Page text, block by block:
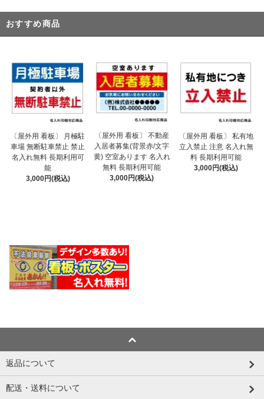
おすすめ商品
〔屋外用 看板〕 月極駐
車場 無断駐車禁止 禁止
名入れ無料 長期利用可
能
3,000円(税込)
〔屋外用 看板〕 不動産
入居者募集(背景赤/文字
黄) 空室あります 名入れ
無料 長期利用可能
3,000円(税込)
〔屋外用 看板〕 私有地
立入禁止 注意 名入れ無
料 長期利用可能
3,000円(税込)
返品について
配送・送料について